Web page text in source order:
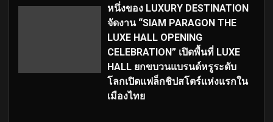
หนึ่งของ LUXURY DESTINATION
จัดงาน “SIAM PARAGON THE
LUXE HALL OPENING
CELEBRATION” เปิดพื้นที่ LUXE
HALL ยกขบวนแบรนด์หรูระดับ
โลกเปิดแฟล็กชิปสโตร์แห่งแรกใน
เมืองไทย